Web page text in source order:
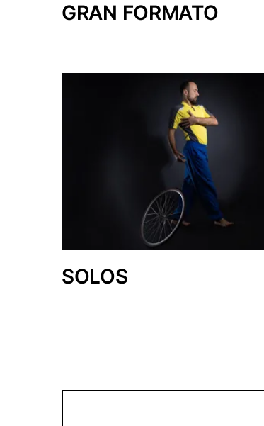
GRAN FORMATO
SOLOS